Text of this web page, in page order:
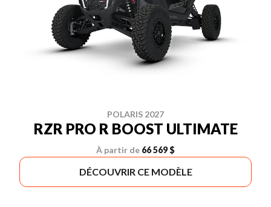
POLARIS 2027
RZR PRO R BOOST ULTIMATE
À partir de 66 569 $
DÉCOUVRIR CE MODÈLE